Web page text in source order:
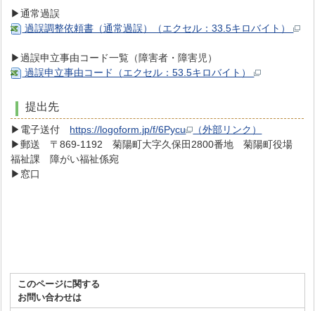
▶通常過誤
過誤調整依頼書（通常過誤）（エクセル：33.5キロバイト）
▶過誤申立事由コード一覧（障害者・障害児）
過誤申立事由コード（エクセル：53.5キロバイト）
提出先
▶電子送付 https://logoform.jp/f/6Pycu
（外部リンク）
▶郵送 〒869-1192 菊陽町大字久保田2800番地 菊陽町役場
福祉課 障がい福祉係宛
▶窓口
このページに関する
お問い合わせは